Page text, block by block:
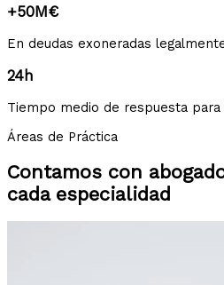
+50M€
En deudas exoneradas
24h
Tiempo medio de respuesta
Áreas de Práctica
Contamos con
cada especialidad